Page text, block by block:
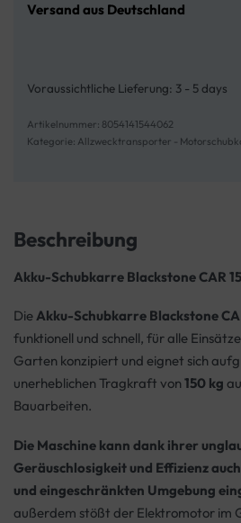
Versand aus Deutschland
Voraussichtliche Lieferung: 3 - 5 days
8054141544062
Kategorie: Allzwecktransporter -
Beschreibung
Akku-Schubkarre Blackstone CAR
DieAkku-Schubkarre Blackstone
funktionell und schnell, für alle
Garten konzipiert und eignet sich
unerheblichen Tragkraft von 150 kg
Bauarbeiten.
Die Maschine kann dank ihrer
Geräuschlosigkeit und Effizienz
und eingeschränkten Umgebung
außerdem stößt der Elektromotor im